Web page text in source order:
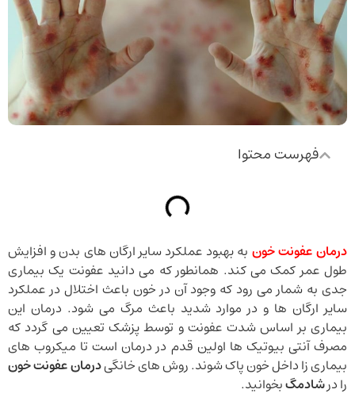
فهرست محتوا
درمان عفونت خون به بهبود عملکرد سایر ارگان های بدن و افزایش
طول عمر کمک می کند. همانطور که می دانید عفونت یک بیماری
جدی به شمار می رود که وجود آن در خون باعث اختلال در عملکرد
سایر ارگان ها و در موارد شدید باعث مرگ می شود. درمان این
بیماری بر اساس شدت عفونت و توسط پزشک تعیین می گردد که
مصرف آنتی بیوتیک ها اولین قدم در درمان است تا میکروب های
بیماری زا داخل خون پاک شوند. روش های خانگیدرمان عفونت خون
را درشادمگبخوانید.